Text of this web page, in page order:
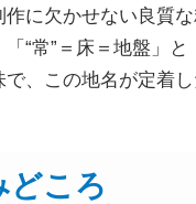
に欠かせない良質
“常”＝床＝地盤」と
で、この地名が定着
どころ